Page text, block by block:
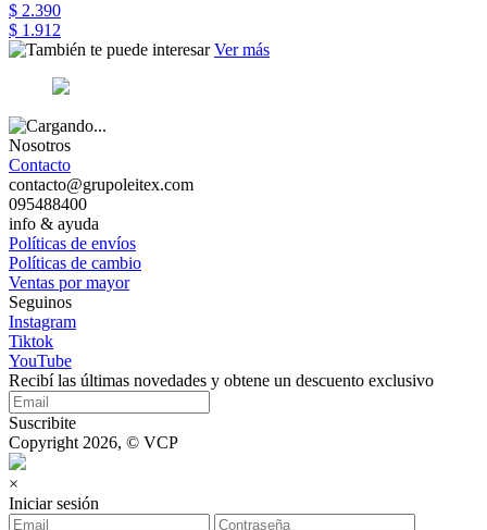
$ 2.390
$ 1.912
Ver más
Nosotros
Contacto
contacto@grupoleitex.com
095488400
info & ayuda
Políticas de envíos
Políticas de cambio
Ventas por mayor
Seguinos
Instagram
Tiktok
YouTube
Recibí las últimas novedades y obtene un descuento exclusivo
Suscribite
Copyright 2026, © VCP
×
Iniciar sesión